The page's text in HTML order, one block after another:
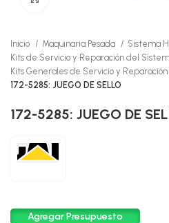
Inicio Maquinaria Pesada
Sistema
Kits de Servicio y Reparación del
Kits Generales de Servicio y
172-5285: JUEGO DE SELLO
172-5285: JUEGO DE
Agregar Presupuesto